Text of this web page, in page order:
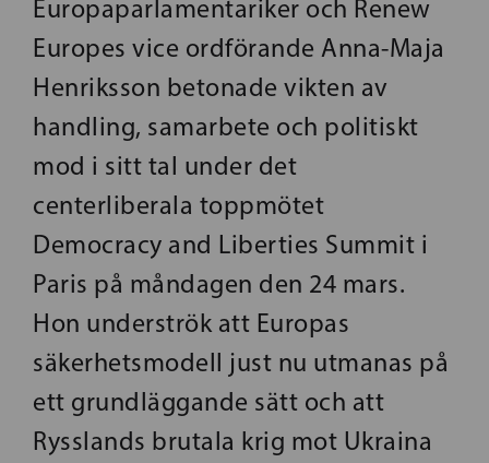
Europaparlamentariker och Renew
Europes vice ordförande Anna-Maja
Henriksson betonade vikten av
handling, samarbete och politiskt
mod i sitt tal under det
centerliberala toppmötet
Democracy and Liberties Summit i
Paris på måndagen den 24 mars.
Hon underströk att Europas
säkerhetsmodell just nu utmanas på
ett grundläggande sätt och att
Rysslands brutala krig mot Ukraina